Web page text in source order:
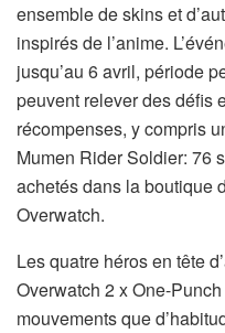
ensemble de skins et
inspirés de l’anime.
jusqu’au 6 avril, période
peuvent relever des défis
récompenses, y compris
Mumen Rider Soldier: 76
achetés dans la boutique
Overwatch.
Les quatre héros en tête
Overwatch 2 x One-
mouvements que